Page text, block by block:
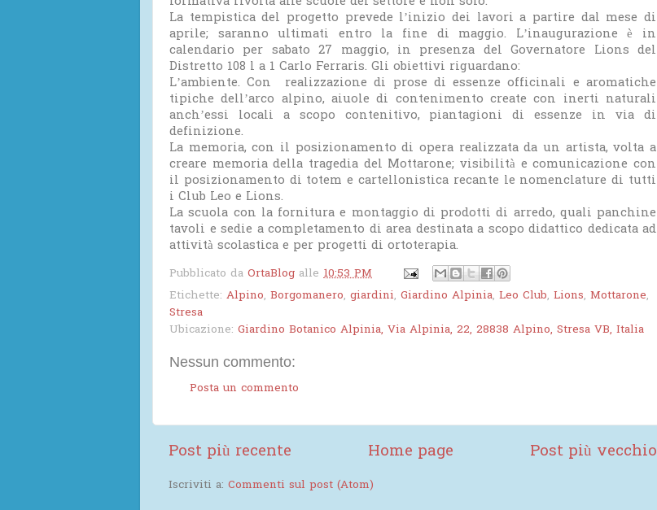
La tempistica del progetto prevede l’inizio dei lavori a partire dal mese di
aprile; saranno ultimati entro la fine di maggio. L’inaugurazione è in
calendario per sabato 27 maggio, in presenza del Governatore Lions del
Distretto 108 l a 1 Carlo Ferraris. Gli obiettivi riguardano:
L’ambiente. Con realizzazione di prose di essenze officinali e aromatiche
tipiche dell’arco alpino, aiuole di contenimento create con inerti naturali
anch’essi locali a scopo contenitivo, piantagioni di essenze in via di
definizione.
La memoria, con il posizionamento di opera realizzata da un artista, volta a
creare memoria della tragedia del Mottarone; visibilità e comunicazione con
il posizionamento di totem e cartellonistica recante le nomenclature di tutti
i Club Leo e Lions.
La scuola con la fornitura e montaggio di prodotti di arredo, quali panchine
tavoli e sedie a completamento di area destinata a scopo didattico dedicata ad
attività scolastica e per progetti di ortoterapia.
Pubblicato da OrtaBlog alle 10:53 PM
Etichette: Alpino, Borgomanero, giardini, Giardino Alpinia, Leo Club, Lions, Mottarone,
Stresa
Ubicazione: Giardino Botanico Alpinia, Via Alpinia, 22, 28838 Alpino, Stresa VB, Italia
Nessun commento:
Posta un commento
Post più recente Post più vecchio
Home page
Iscriviti a: Commenti sul post (Atom)